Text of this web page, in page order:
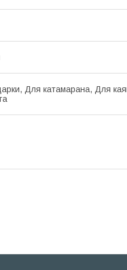
Для катамарана, Для